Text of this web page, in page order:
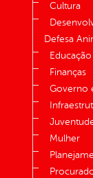
Cultura
Defesa
Educação
Finanças
Governo
Mulher